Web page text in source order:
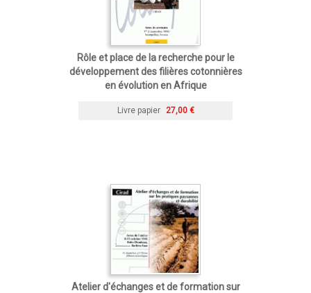
Rôle et place de la recherche pour le
développement des filières cotonnières
en évolution en Afrique
Livre papier 27,00 €
Atelier d'échanges et de formation sur